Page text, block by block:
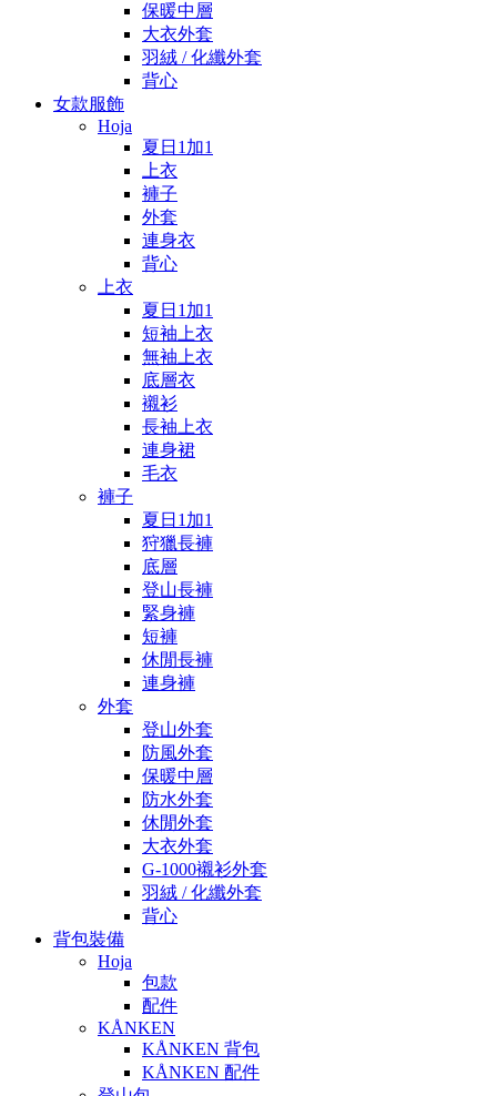
保暖中層
大衣外套
羽絨 / 化纖外套
背心
女款服飾
Hoja
夏日1加1
上衣
褲子
外套
連身衣
背心
上衣
夏日1加1
短袖上衣
無袖上衣
底層衣
襯衫
長袖上衣
連身裙
毛衣
褲子
夏日1加1
狩獵長褲
底層
登山長褲
緊身褲
短褲
休閒長褲
連身褲
外套
登山外套
防風外套
保暖中層
防水外套
休閒外套
大衣外套
G-1000襯衫外套
羽絨 / 化纖外套
背心
背包裝備
Hoja
包款
配件
KÅNKEN
KÅNKEN 背包
KÅNKEN 配件